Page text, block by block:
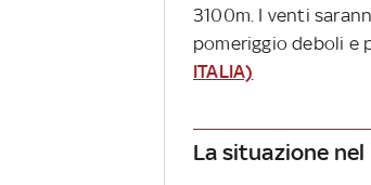
3100m. I venti
pomeriggio deboli e
ITALIA)
La situazione